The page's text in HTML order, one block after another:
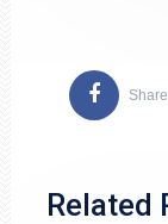
Share
Related